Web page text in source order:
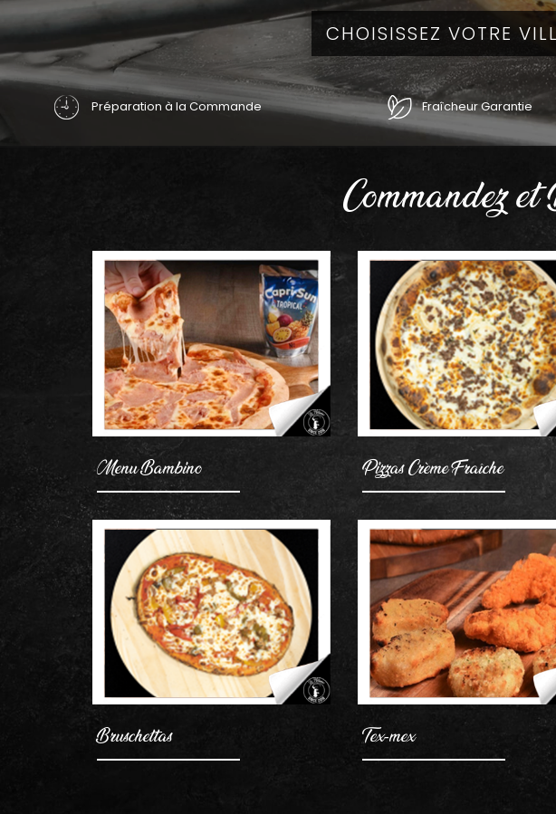
Préparation à la Commande Fraîcheur Garantie
Commandez et
Menu Bambino Pizzas Crème Fraîche
Bruschettas
AJOUTER
Tex-mex